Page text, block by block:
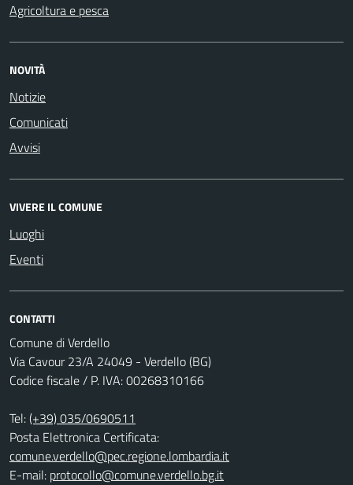
Agricoltura e pesca
NOVITÀ
Notizie
Comunicati
Avvisi
VIVERE IL COMUNE
Luoghi
Eventi
CONTATTI
Comune di Verdello
Via Cavour 23/A 24049 - Verdello (BG)
Codice fiscale / P. IVA: 00268310166
Tel:(+39) 035/0690511
Posta Elettronica Certificata:
comune.verdello@pec.regione.lombardia.it
E-mail: protocollo@comune.verdello.bg.it